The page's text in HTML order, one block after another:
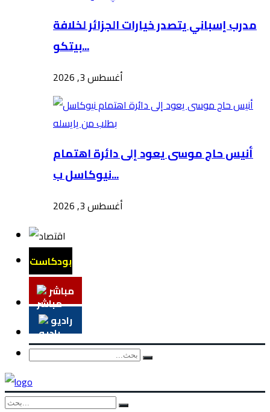
مدرب إسباني يتصدر خيارات الجزائر لخلافة
بيتكو...
أغسطس 3, 2026
أنيس حاج موسى يعود إلى دائرة اهتمام
نيوكاسل ب...
أغسطس 3, 2026
بودكاست
مباشر
راديو